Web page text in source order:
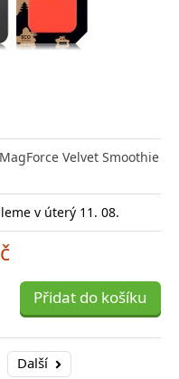
Velvet Smoothie
v úterý 11. 08.
Přidat do košíku
Další